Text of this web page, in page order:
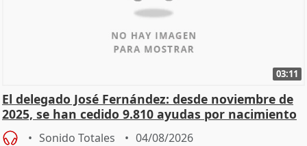
03:11
El delegado José Fernández: desde noviembre de
2025, se han cedido 9.810 ayudas por nacimiento
Sonido Totales 04/08/2026